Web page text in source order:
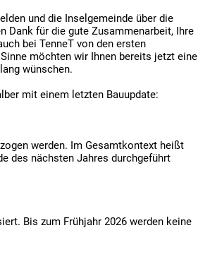
und die Inselgemeinde über die
Dank für die gute Zusammenarbeit, Ihre
bei TenneT von den ersten
möchten wir Ihnen bereits jetzt eine
wünschen.
mit einem letzten Bauupdate:
werden. Im Gesamtkontext heißt
des nächsten Jahres durchgeführt
Bis zum Frühjahr 2026 werden keine